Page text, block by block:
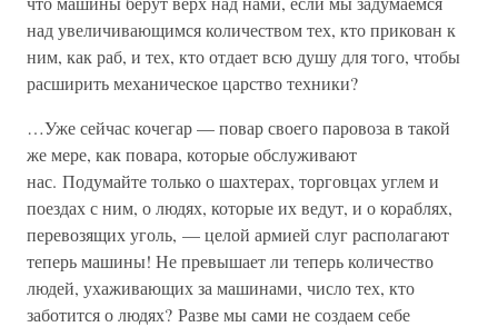
над увеличивающимся количеством тех, кто прикован к
ним, как раб, и тех, кто отдает всю душу для того, чтобы
расширить механическое царство техники?
…Уже сейчас кочегар — повар своего паровоза в такой
же мере, как повара, которые обслуживают
нас. Подумайте только о шахтерах, торговцах углем и
поездах с ним, о людях, которые их ведут, и о кораблях,
перевозящих уголь, — целой армией слуг располагают
теперь машины! Не превышает ли теперь количество
людей, ухаживающих за машинами, число тех, кто
заботится о людях? Разве мы сами не создаем себе